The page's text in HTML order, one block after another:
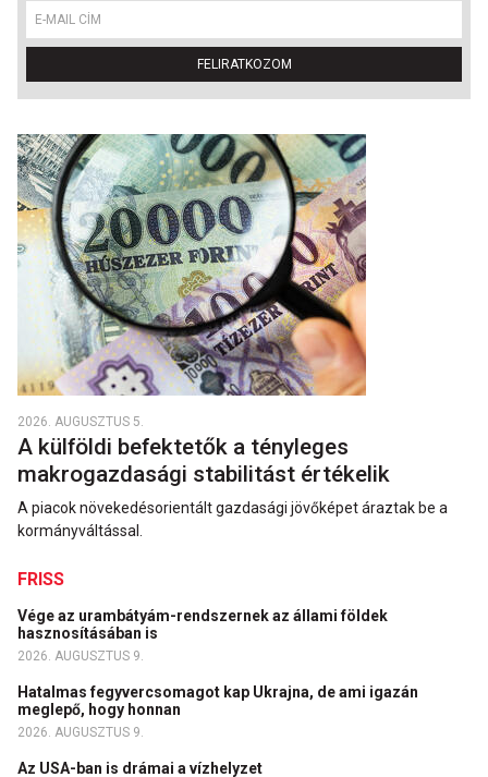
FELIRATKOZOM
2026. AUGUSZTUS 5.
A külföldi befektetők a tényleges
makrogazdasági stabilitást értékelik
A piacok növekedésorientált gazdasági jövőképet áraztak be a
kormányváltással.
FRISS
Vége az urambátyám-rendszernek az állami földek
hasznosításában is
2026. AUGUSZTUS 9.
Hatalmas fegyvercsomagot kap Ukrajna, de ami igazán
meglepő, hogy honnan
2026. AUGUSZTUS 9.
Az USA-ban is drámai a vízhelyzet